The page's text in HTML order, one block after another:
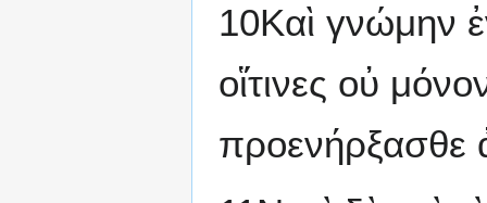
10Καὶ γνώμην
οἵτινες οὐ
προενήρξασθε